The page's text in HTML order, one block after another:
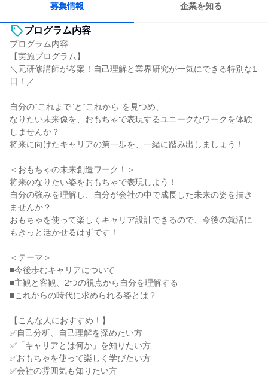
募集情報 企業を知る
プログラム内容
プログラム内容
【実施プログラム】
＼元研修講師が考案！自己理解と業界研究が一気にできる特別な1
日！／
自分の“これまで”と“これから”を見つめ、
なりたい未来像を、おもちゃで表現するユニークなワークを体験
しませんか？
将来に向けたキャリアの第一歩を、一緒に踏み出しましょう！
＜おもちゃの未来創造ワーク！＞
将来のなりたい姿をおもちゃで表現しよう！
自分の強みを理解し、自分が会社の中で成長した未来の姿を描き
ませんか？
おもちゃを使って楽しくキャリア設計できるので、今後の就活に
もきっと活かせるはずです！
＜テーマ＞
■今後歩むキャリアについて
■主観と客観、2つの視点から自分を理解する
■これからの時代に求められる姿とは？
【こんな人におすすめ！】
✅自己分析、自己理解を深めたい方
✅「キャリアとは何か」を知りたい方
✅おもちゃを使って楽しく学びたい方
✅会社の雰囲気も知りたい方